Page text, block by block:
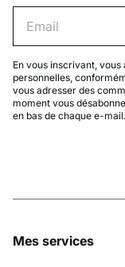
En vous inscrivant,
personnelles,
vous adresser des
moment vous
en bas de chaque e-mail.
Mes services